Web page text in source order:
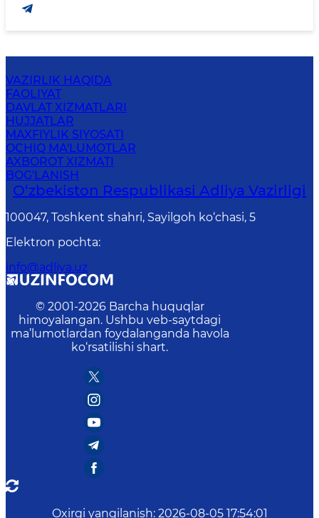
VAZIRLIK HAQIDA
FAOLIYAT
DAVLAT XIZMATLARI
HUJJATLAR
MAXFIYLIK SIYOSATI
OCHIQ MA'LUMOTLAR
AXBOROT XIZMATI
BOG'LANISH
O‘zbekiston Respublikasi Adliya Vazirligi
100047, Toshkent shahri, Sayilgoh ko‘chasi, 5
Elektron pochta:
info@adliya.uz
© 2001-2026 Barcha huquqlar
himoyalangan. Ushbu veb-saytdagi
ma’lumotlardan foydalanganda havola
ko‘rsatilishi shart.
Oxirgi yangilanish: 2026-08-05 17:54:01